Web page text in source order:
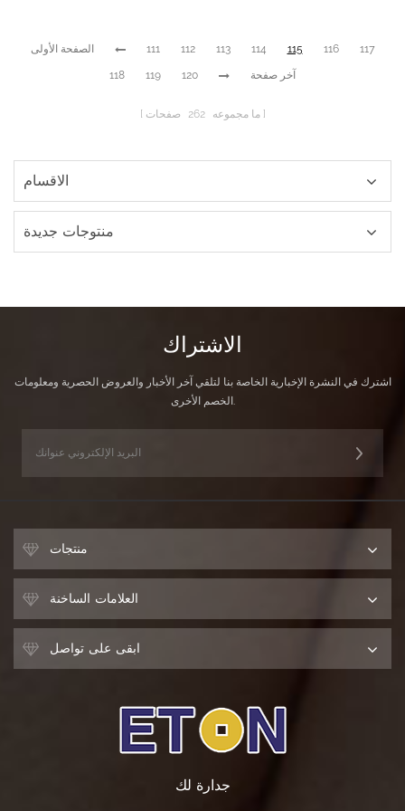
الصفحة الأولى 111 112 113 114 115 116 117
118 119 120 آخر صفحة
ما مجموعه 262 صفحات
الاقسام
منتوجات جديدة
الاشتراك
اشترك في النشرة الإخبارية الخاصة بنا لتلقي آخر الأخبار والعروض الحصرية ومعلومات
الخصم الأخرى.
منتجات
العلامات الساخنة
ابقى على تواصل
جدارة لك